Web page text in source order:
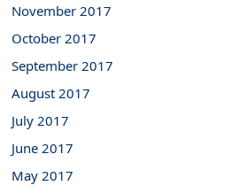
November 2017
October 2017
September 2017
August 2017
July 2017
June 2017
May 2017